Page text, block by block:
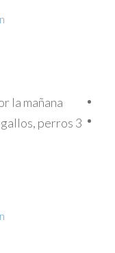
la mañana
perros 3